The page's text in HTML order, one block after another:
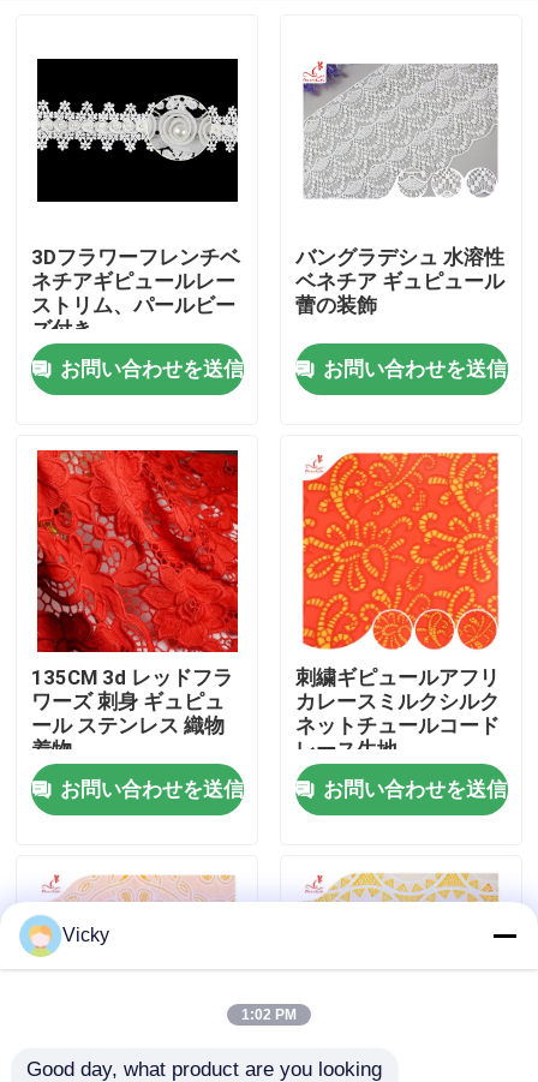
家
プロダクト
私達について
工場旅行
品質管理
私達に連絡しなさい
Exhibition Information
刺繍されたレースのトリム
3Dフラワーフレンチベ
ネチアギピュールレー
ストリム、パールビー
ズ付き
お問い合わせを送信
バングラデシュ 水溶性
ベネチア ギュピュール
蕾の装飾
お問い合わせを送信
135CM 3d レッドフラ
ワーズ 刺身 ギュピュ
ール ステンレス 織物
着物
お問い合わせを送信
刺繍ギピュールアフリ
カレースミルクシルク
ネットチュールコード
レース生地
お問い合わせを送信
Vicky
1:02 PM
Good day, what product are you looking